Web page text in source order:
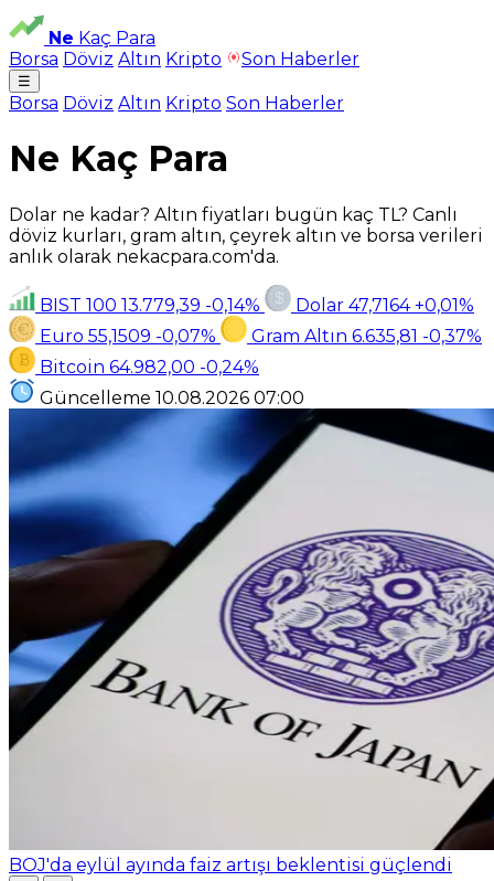
Ne Kaç Para
Borsa Döviz Altın Kripto Son Haberler
☰
Borsa Döviz Altın Kripto Son Haberler
Ne Kaç Para
Dolar ne kadar? Altın fiyatları bugün kaç TL? Canlı
döviz kurları, gram altın, çeyrek altın ve borsa verileri
anlık olarak nekacpara.com'da.
BIST 100 13.779,39 -0,14% Dolar 47,7164 +0,01%
Euro 55,1509 -0,07% Gram Altın 6.635,81 -0,37%
Bitcoin 64.982,00 -0,24%
Güncelleme 10.08.2026 07:00
BOJ'da eylül ayında faiz artışı beklentisi güçlendi